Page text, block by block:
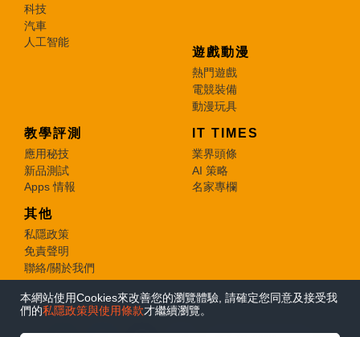
科技
汽車
人工智能
遊戲動漫
熱門遊戲
電競裝備
動漫玩具
教學評測
應用秘技
新品測試
Apps 情報
IT TIMES
業界頭條
AI 策略
名家專欄
其他
私隱政策
免責聲明
聯絡/關於我們
© 2026 e-zone. All Rights Reserved.
本網站使用Cookies來改善您的瀏覽體驗, 請確定您同意及接受我
們的私隱政策與使用條款才繼續瀏覽。